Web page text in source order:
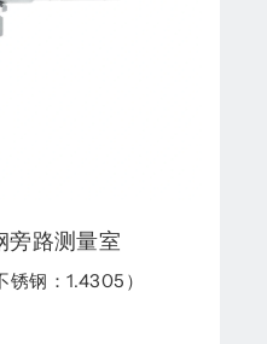
旁路测量室
钢：1.4305）